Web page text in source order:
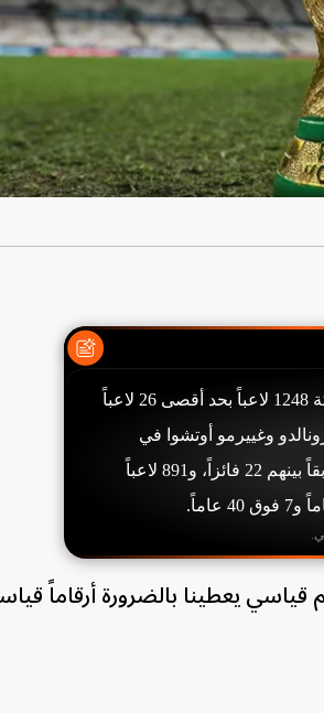
يشارك 48 منتخباً في كأس العالم 2026 بمشاركة 1248 لاعباً بحد أقصى 26 لاعباً
وغييرمو أوتشوا في
المونديال للمرة السادسة. 357 لاعباً شاركوا سابقاً بينهم 22 فائزاً، و891 لاعباً
قياسي يعطينا بالضرورة أرقاماً